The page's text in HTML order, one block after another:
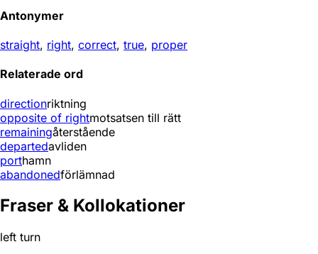
Antonymer
straight, right, correct, true, proper
Relaterade ord
directionriktning
opposite of rightmotsatsen till rätt
remainingåterstående
departedavliden
porthamn
abandonedförlämnad
Fraser & Kollokationer
left turn